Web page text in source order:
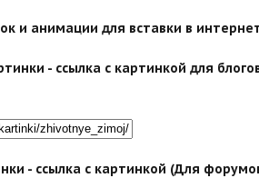
и анимации для вставки в
- ссылка с картинкой для
- ссылка с картинкой (Для